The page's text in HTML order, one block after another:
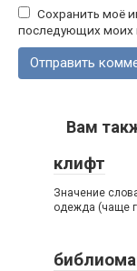
Сохранить моё
последующих моих
Вам
клифт
Значение
одежда (чаще